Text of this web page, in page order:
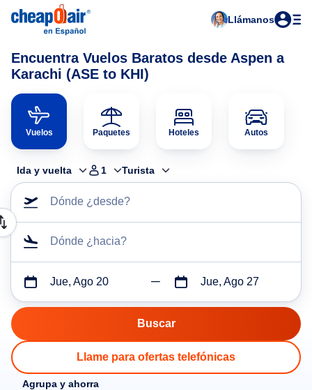
Llámanos
Encuentra Vuelos Baratos desde Aspen a
Karachi (ASE to KHI)
Vuelos Paquetes Hoteles Autos
Ida y vuelta 1 Turista
Dónde ¿desde?
Dónde ¿hacia?
Jue, Ago 20 Jue, Ago 27
Llame para ofertas telefónicas
Agrupa y ahorra